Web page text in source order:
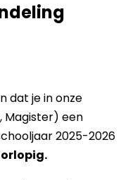
dat je in onze
Magister) een
2025-2026